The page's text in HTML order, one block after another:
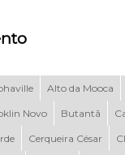
Alto da Mooca
Novo Butantã
Cerqueira César